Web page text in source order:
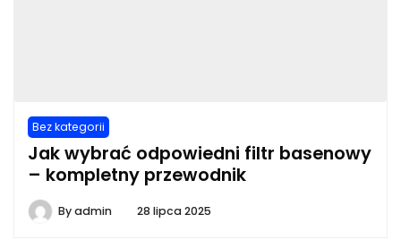
Bez kategorii
Jak wybrać odpowiedni filtr basenowy
– kompletny przewodnik
Byadmin 28 lipca 2025